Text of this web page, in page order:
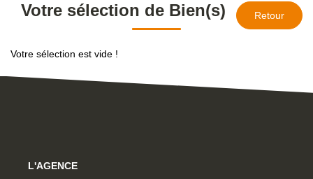
ESTIMER
FAIRE GÉRER
Votre sélection de Bien(s)
Votre sélection est vide !
L'AGENCE